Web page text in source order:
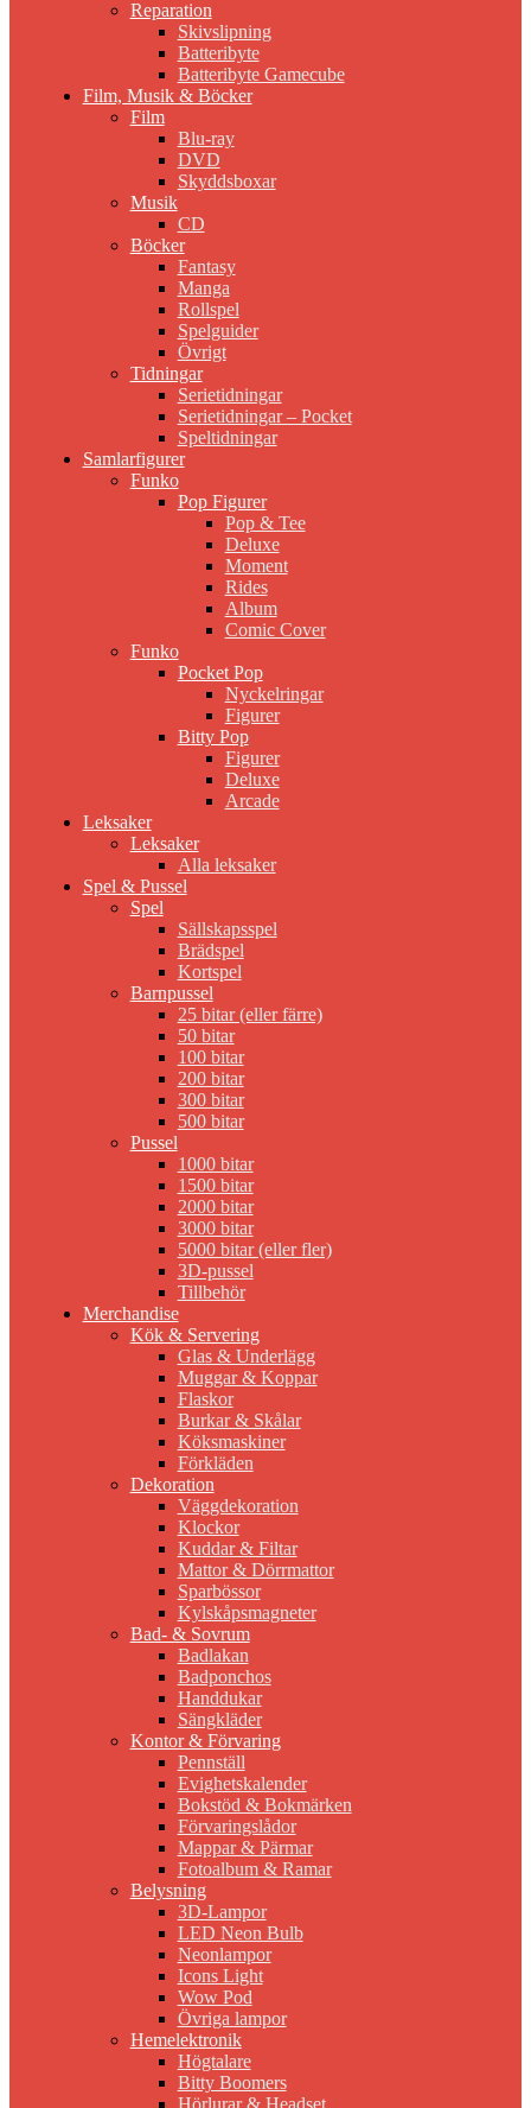
Reparation
Skivslipning
Batteribyte
Batteribyte Gamecube
Film, Musik & Böcker
Film
Blu-ray
DVD
Skyddsboxar
Musik
CD
Böcker
Fantasy
Manga
Rollspel
Spelguider
Övrigt
Tidningar
Serietidningar
Serietidningar – Pocket
Speltidningar
Samlarfigurer
Funko
Pop Figurer
Pop & Tee
Deluxe
Moment
Rides
Album
Comic Cover
Funko
Pocket Pop
Nyckelringar
Figurer
Bitty Pop
Figurer
Deluxe
Arcade
Leksaker
Leksaker
Alla leksaker
Spel & Pussel
Spel
Sällskapsspel
Brädspel
Kortspel
Barnpussel
25 bitar (eller färre)
50 bitar
100 bitar
200 bitar
300 bitar
500 bitar
Pussel
1000 bitar
1500 bitar
2000 bitar
3000 bitar
5000 bitar (eller fler)
3D-pussel
Tillbehör
Merchandise
Kök & Servering
Glas & Underlägg
Muggar & Koppar
Flaskor
Burkar & Skålar
Köksmaskiner
Förkläden
Dekoration
Väggdekoration
Klockor
Kuddar & Filtar
Mattor & Dörrmattor
Sparbössor
Kylskåpsmagneter
Bad- & Sovrum
Badlakan
Badponchos
Handdukar
Sängkläder
Kontor & Förvaring
Pennställ
Evighetskalender
Bokstöd & Bokmärken
Förvaringslådor
Mappar & Pärmar
Fotoalbum & Ramar
Belysning
3D-Lampor
LED Neon Bulb
Neonlampor
Icons Light
Wow Pod
Övriga lampor
Hemelektronik
Högtalare
Bitty Boomers